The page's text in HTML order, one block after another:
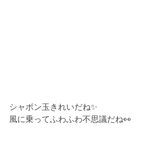
シャボン玉きれいだね✨
風に乗ってふわふわ不思議だね👀